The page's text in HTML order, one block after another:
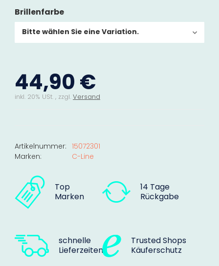
Brillenfarbe
Bitte wählen Sie eine Variation.
44,90 €
inkl. 20% USt. , zzgl. Versand
Artikelnummer: 15072301
Marken:
C-Line
Top
Marken
14 Tage
Rückgabe
schnelle
Lieferzeiten
Trusted Shops
Käuferschutz